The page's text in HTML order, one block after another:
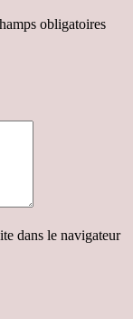
obligatoires
dans le navigateur